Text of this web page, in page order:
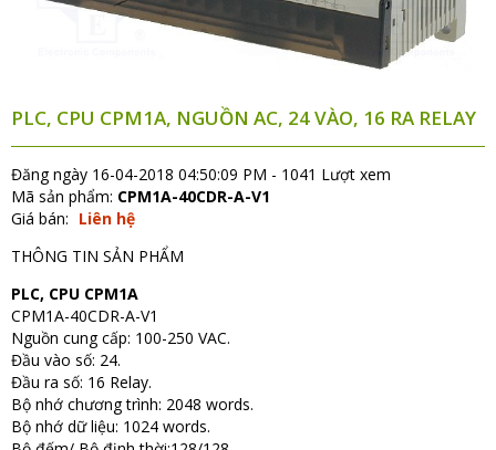
PLC, CPU CPM1A, NGUỒN AC, 24 VÀO, 16 RA RELAY
Đăng ngày 16-04-2018 04:50:09 PM - 1041 Lượt xem
Mã sản phẩm: CPM1A-40CDR-A-V1
Giá bán: Liên hệ
THÔNG TIN SẢN PHẨM
PLC, CPU CPM1A
CPM1A-40CDR-A-V1
Nguồn cung cấp: 100-250 VAC.
Đầu vào số: 24.
Đầu ra số: 16 Relay.
Bộ nhớ chương trình: 2048 words.
Bộ nhớ dữ liệu: 1024 words.